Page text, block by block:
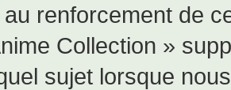
renforcement de
Collection »
sujet lorsque